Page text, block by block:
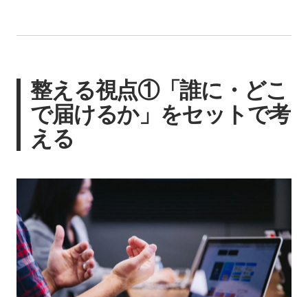
整える視点①「誰に・どこ
で届けるか」をセットで考
える